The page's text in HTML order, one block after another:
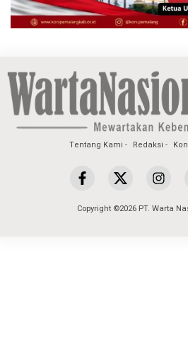
Tentang Kami Redaksi
Copyright ©2026 PT. Warta